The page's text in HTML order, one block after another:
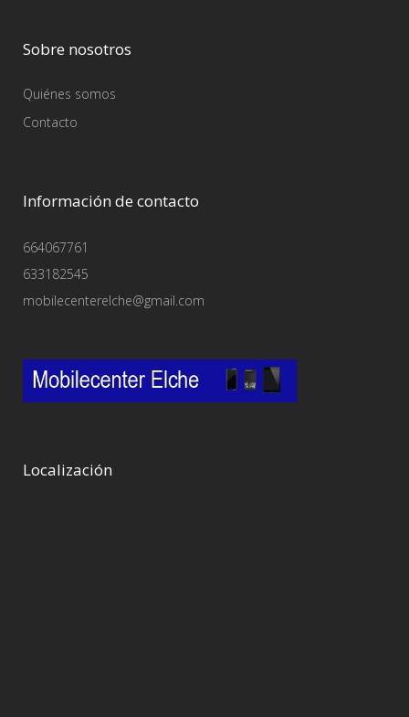
Sobre nosotros
Quiénes somos
Contacto
Información de contacto
664067761
633182545
mobilecenterelche@gmail.com
Localización